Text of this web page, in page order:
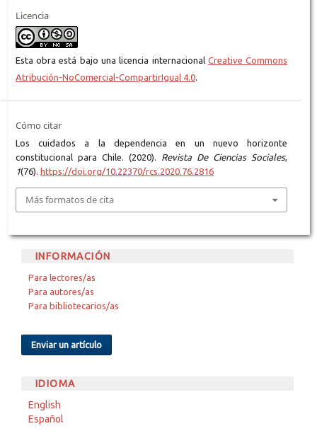
Licencia
Esta obra está bajo una licencia internacional Creative Commons
Atribución-NoComercial-CompartirIgual 4.0.
Cómo citar
Los cuidados a la dependencia en un nuevo horizonte
constitucional para Chile. (2020). Revista De Ciencias Sociales,
1(76). https://doi.org/10.22370/rcs.2020.76.2816
Más formatos de cita
INFORMACIÓN
Para lectores/as
Para autores/as
Para bibliotecarios/as
Enviar un artículo
IDIOMA
English
Español